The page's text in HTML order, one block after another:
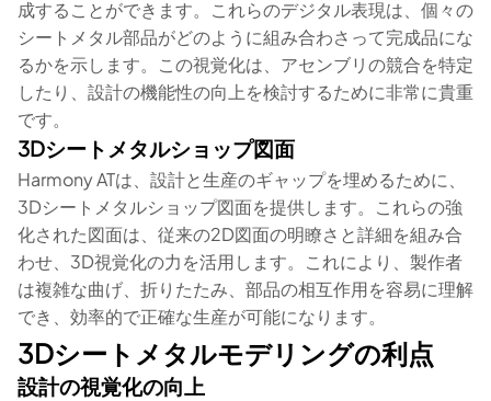
成することができます。これらのデジタル表現は、個々の
シートメタル部品がどのように組み合わさって完成品にな
るかを示します。この視覚化は、アセンブリの競合を特定
したり、設計の機能性の向上を検討するために非常に貴重
です。
3Dシートメタルショップ図面
Harmony ATは、設計と生産のギャップを埋めるために、
3Dシートメタルショップ図面を提供します。これらの強
化された図面は、従来の2D図面の明瞭さと詳細を組み合
わせ、3D視覚化の力を活用します。これにより、製作者
は複雑な曲げ、折りたたみ、部品の相互作用を容易に理解
でき、効率的で正確な生産が可能になります。
3Dシートメタルモデリングの利点
設計の視覚化の向上